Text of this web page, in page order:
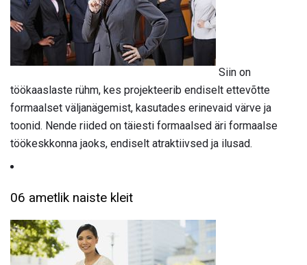
Siin on
töökaaslaste rühm, kes projekteerib endiselt ettevõtte
formaalset väljanägemist, kasutades erinevaid värve ja
toonid. Nende riided on täiesti formaalsed äri formaalse
töökeskkonna jaoks, endiselt atraktiivsed ja ilusad.
06 ametlik naiste kleit